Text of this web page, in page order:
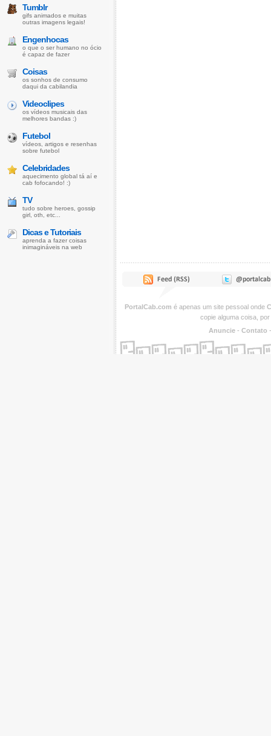
Tumblr
gifs animados e muitas
outras imagens legais!
Engenhocas
o que o ser humano no ócio
é capaz de fazer
Coisas
os sonhos de consumo
daqui da cabilandia
Videoclipes
os vídeos musicais das
melhores bandas :)
Futebol
vídeos, artigos e resenhas
sobre futebol
Celebridades
aquecimento global tá aí e
cab fofocando! :)
TV
tudo sobre heroes, gossip
girl, oth, etc...
Dicas e Tutoriais
aprenda a fazer coisas
inimagináveis na web
PortalCab.com é apenas um site pessoal onde
copie alguma coisa,
Anuncie- Contato